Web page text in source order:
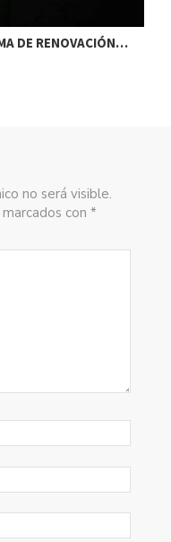
DE RENOVACIÓN…
no será visible.
con *